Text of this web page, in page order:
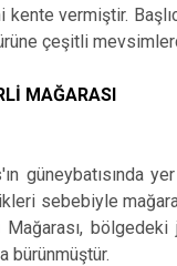
kente vermiştir.
çeşitli
MAĞARASI
güneybatısında
sebebiyle
Mağarası,
bürünmüştür.